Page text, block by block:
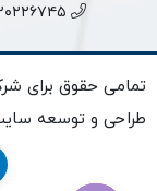
تمامی حقوق برای
طراحی و توسعه